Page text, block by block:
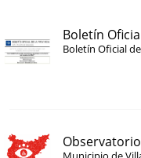
Boletín
Boletín Oficial